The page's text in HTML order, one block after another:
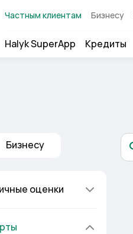
Частным клиентам Бизнесу
Halyk SuperApp Кредиты
Бизнесу
оценки